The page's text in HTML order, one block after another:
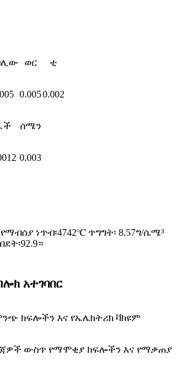
ወር ቲ
0.0050.002
ሰሜን
0.003
ነጥብ፡4742℃ ጥግግት፡ 8.57ግ/ሴሜ³
አተገባበር
ክፍሎችን እና የኤሌክትሪክ ቫክዩም
ውስጥ የማሞቂያ ክፍሎችን እና የማቃጠያ